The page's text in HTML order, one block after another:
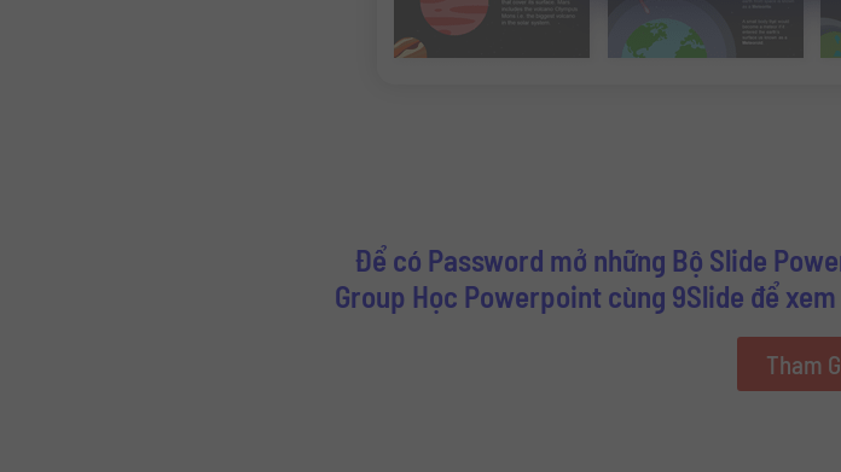
Để có Password mở những Bộ Slide
Group Học Powerpoint cùng 9Slide để
Tham